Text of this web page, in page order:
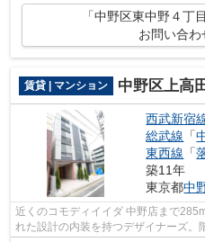
「中野区東中野４丁
お問い合わ
賃貸 | マンション 中野区上高
西武新宿
総武線 「
東西線 「
築11年
東京都中
近くのコモディイイダ 中野店まで
れた設計の内装を持つデザイナーズ。